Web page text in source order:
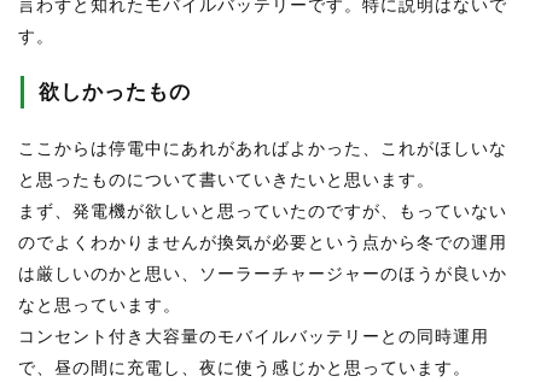
言わずと知れたモバイルバッテリーです。 特に説明はないで
す。
欲しかったもの
ここからは停電中にあれがあればよかった、これがほしいな
と思ったものについて書いていきたいと思います。
まず、発電機が欲しいと思っていたのですが、もっていない
のでよくわかりませんが換気が必要という点から冬での運用
は厳しいのかと思い、ソーラーチャージャーのほうが良いか
なと思っています。
コンセント付き大容量のモバイルバッテリーとの同時運用
で、昼の間に充電し、夜に使う感じかと思っています。